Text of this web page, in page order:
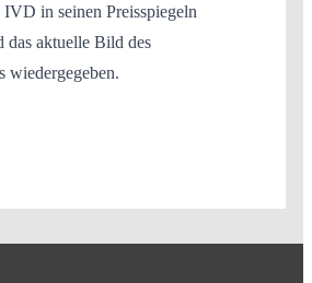
in seinen Preisspiegeln
aktuelle Bild des
wiedergegeben.